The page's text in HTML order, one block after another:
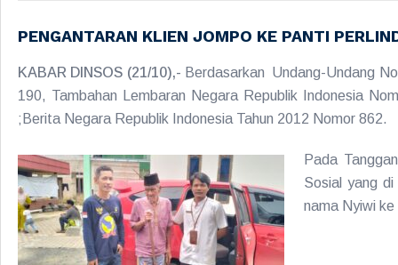
PENGANTARAN KLIEN JOMPO KE PANTI
KABAR DINSOS (21/10),- Berdasarkan Undang-Undang
190, Tambahan Lembaran Negara Republik Indonesia
;Berita Negara Republik Indonesia Tahun 2012 Nomor 862.
Pada
Sosial yang
nama Nyiwi